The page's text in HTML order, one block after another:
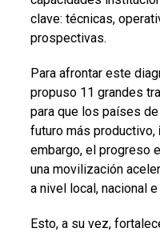
clave: técnicas,
prospectivas.
Para afrontar este
propuso 11 grandes
para que los países
futuro más productivo,
embargo, el progreso
una movilización
a nivel local, nacional
Esto, a su vez,